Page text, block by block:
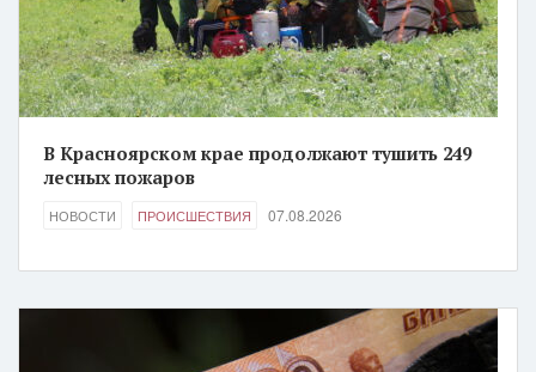
В Красноярском крае продолжают тушить 249
лесных пожаров
НОВОСТИ ПРОИСШЕСТВИЯ 07.08.2026